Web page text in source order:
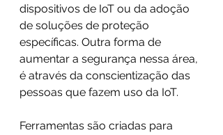
dispositivos de IoT ou da adoção
de soluções de proteção
específicas. Outra forma de
aumentar a segurança nessa área,
é através da conscientização das
pessoas que fazem uso da IoT.
Ferramentas são criadas para